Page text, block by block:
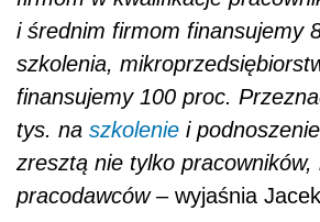
i średnim firmom finansujemy
szkolenia,
finansujemy 100 proc.
tys. na szkolenie i
zresztą nie tylko pracowników,
pracodawców– wyjaśnia